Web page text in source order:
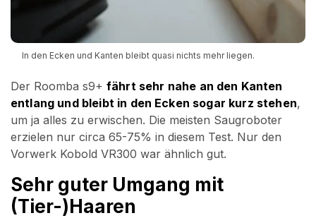
In den Ecken und Kanten bleibt quasi nichts mehr liegen.
Der Roomba s9+ fährt sehr nahe an den Kanten
entlang und bleibt in den Ecken sogar kurz stehen,
um ja alles zu erwischen. Die meisten Saugroboter
erzielen nur circa 65-75% in diesem Test. Nur den
Vorwerk Kobold VR300 war ähnlich gut.
Sehr guter Umgang mit
(Tier-)Haaren